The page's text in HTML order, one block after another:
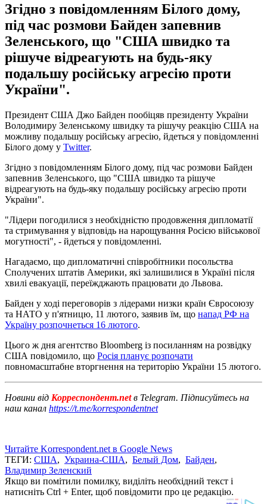
Згідно з повідомленням Білого дому,
під час розмови Байден запевнив
Зеленського, що "США швидко та
рішуче відреагують на будь-яку
подальшу російську агресію проти
України".
Президент США Джо Байден пообіцяв президенту України
Володимиру Зеленському швидку та рішучу реакцію США на
можливу подальшу російську агресію, йдеться у повідомленні
Білого дому у Twitter.
Згідно з повідомленням Білого дому, під час розмови Байден
запевнив Зеленського, що "США швидко та рішуче
відреагують на будь-яку подальшу російську агресію проти
України".
"Лідери погодилися з необхідністю продовження дипломатії
та стримування у відповідь на нарощування Росією військової
могутності", - йдеться у повідомленні.
Нагадаємо, що дипломатичні співробітники посольства
Сполучених штатів Америки, які залишилися в Україні після
хвилі евакуації, переїжджають працювати до Львова.
Байден у ході переговорів з лідерами низки країн Євросоюзу
та НАТО у п'ятницю, 11 лютого, заявив їм, що напад РФ на
Україну розпочнеться 16 лютого.
Цього ж дня агентство Bloomberg із посиланням на розвідку
США повідомило, що Росія планує розпочати
повномасштабне вторгнення на територію України 15 лютого.
Новини від Корреспондент.netв Telegram. Підписуйтесь на
наш канал https://t.me/korrespondentnet
Читайте Korrespondent.net в Google News
ТЕГИ: США, Украина-США, Белый Дом, Байден,
Владимир Зеленский
Якщо ви помітили помилку, виділіть необхідний текст і
натисніть Ctrl + Enter, щоб повідомити про це редакцію.